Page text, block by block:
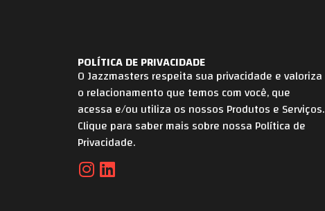
POLÍTICA DE PRIVACIDADE
O Jazzmasters respeita sua privacidade e valoriza
o relacionamento que temos com você, que
acessa e/ou utiliza os nossos Produtos e Serviços.
Clique para saber mais sobre nossa Política de
Privacidade.